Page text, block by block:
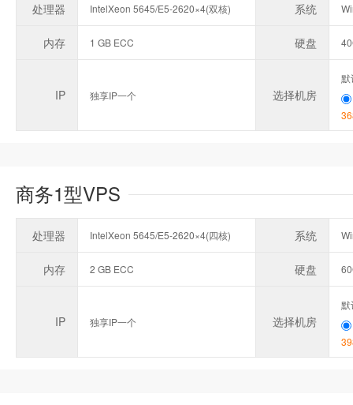
处理器 IntelXeon 5645/E5-2620×4(双核) 系统
内存 1 GB ECC 硬盘
IP 独享IP一个 选择机房
默
商务1型VPS
处理器 IntelXeon 5645/E5-2620×4(四核) 系统
内存 2 GB ECC 硬盘
IP 独享IP一个 选择机房
默